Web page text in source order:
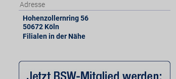
Adresse
Hohenzollernring 56
50672 Köln
Filialen in der Nähe